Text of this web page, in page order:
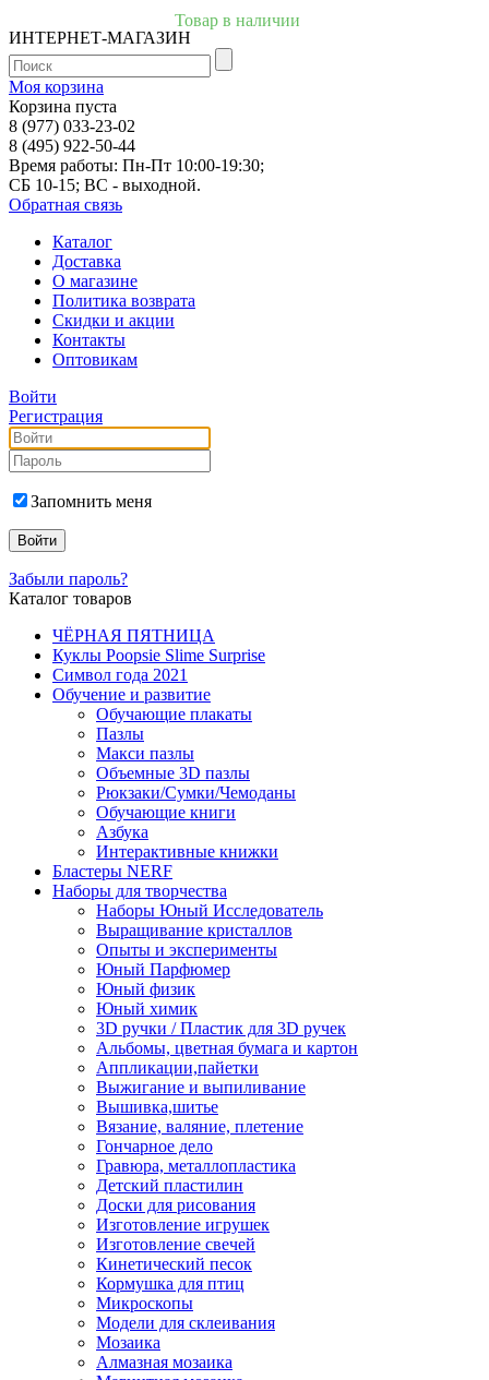
ИНТЕРНЕТ-МАГАЗИН
Моя корзина
Корзина пуста
8 (977) 033-23-02
8 (495) 922-50-44
Время работы: Пн-Пт 10:00-19:30;
СБ 10-15; ВС - выходной.
Обратная связь
Каталог
Доставка
О магазине
Политика возврата
Скидки и акции
Контакты
Оптовикам
Войти
Регистрация
Запомнить меня
Забыли пароль?
Каталог товаров
ЧЁРНАЯ ПЯТНИЦА
Куклы Poopsie Slime Surprise
Символ года 2021
Обучение и развитие
Обучающие плакаты
Пазлы
Макси пазлы
Объемные 3D пазлы
Рюкзаки/Сумки/Чемоданы
Обучающие книги
Азбука
Интерактивные книжки
Бластеры NERF
Наборы для творчества
Наборы Юный Исследователь
Выращивание кристаллов
Опыты и эксперименты
Юный Парфюмер
Юный физик
Юный химик
3D ручки / Пластик для 3D ручек
Альбомы, цветная бумага и картон
Аппликации,пайетки
Выжигание и выпиливание
Вышивка,шитье
Вязание, валяние, плетение
Гончарное дело
Гравюра, металлопластика
Детский пластилин
Доски для рисования
Изготовление игрушек
Изготовление свечей
Кинетический песок
Кормушка для птиц
Микроскопы
Модели для склеивания
Мозаика
Алмазная мозаика
Товар в наличии